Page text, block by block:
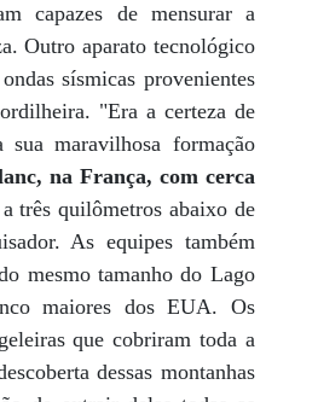
capazes de mensurar a
Outro aparato tecnológico
sísmicas provenientes
"Era a certeza de
maravilhosa formação
na França, com cerca
três quilômetros abaixo de
As equipes também
mesmo tamanho do Lago
maiores dos EUA. Os
que cobriram toda a
dessas montanhas